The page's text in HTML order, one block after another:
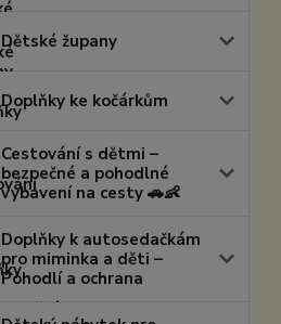
Dětské župany
Doplňky ke kočárkům
Cestování s dětmi –
bezpečné a pohodlné
vybavení na cesty 🚗👶
Doplňky k autosedačkám
pro miminka a děti –
Pohodlí a ochrana